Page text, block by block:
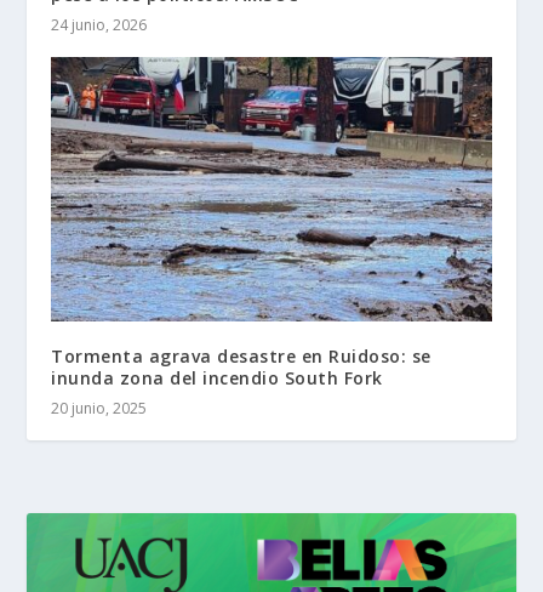
24 junio, 2026
Tormenta agrava desastre en Ruidoso: se
inunda zona del incendio South Fork
20 junio, 2025